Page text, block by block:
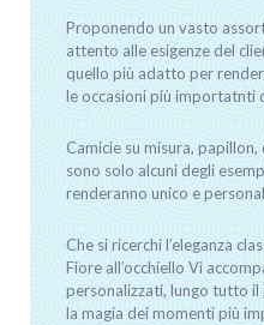
Proponendo un vasto
attento alle esigenze del
quello più adatto per
le occasioni più importatnti
Camicie su misura,
sono solo alcuni degli
renderanno unico e
Che si ricerchi l’eleganza
Fiore all’occhiello Vi
personalizzati, lungo tutto
la magia dei momenti più